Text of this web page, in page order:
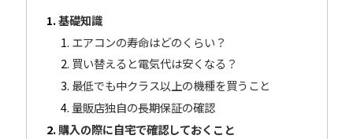
基礎知識
エアコンの寿命はどのくらい？
買い替えると電気代は安くなる？
最低でも中クラス以上の機種を買うこと
量販店独自の長期保証の確認
購入の際に自宅で確認しておくこと